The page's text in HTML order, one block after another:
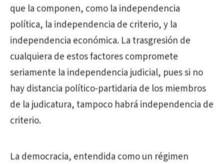
que la componen, como la independencia
política, la independencia de criterio, y la
independencia económica. La trasgresión de
cualquiera de estos factores compromete
seriamente la independencia judicial, pues si no
hay distancia político-partidaria de los miembros
de la judicatura, tampoco habrá independencia de
criterio.
La democracia, entendida como un régimen